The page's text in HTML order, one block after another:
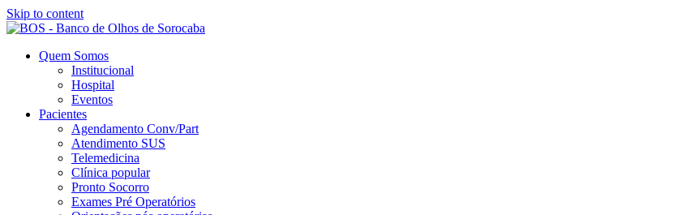
Skip to content
Quem Somos
Institucional
Hospital
Eventos
Pacientes
Agendamento Conv/Part
Atendimento SUS
Telemedicina
Clínica popular
Pronto Socorro
Exames Pré Operatórios